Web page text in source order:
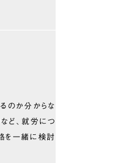
のか分からな
ど、就労につ
を一緒に検討